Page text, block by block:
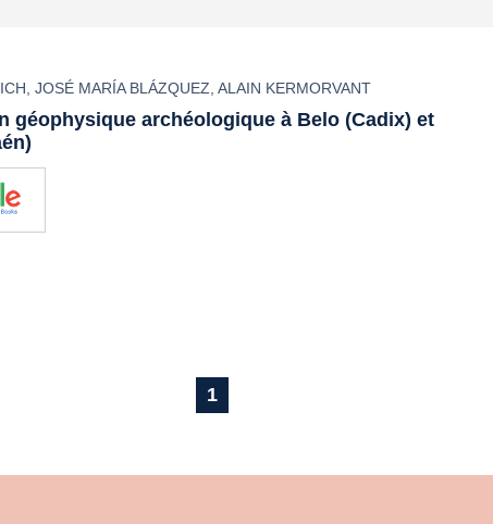
,JOSÉ MARÍA BLÁZQUEZ,ALAIN KERMORVANT
géophysique archéologique à Belo (Cadix) et
1